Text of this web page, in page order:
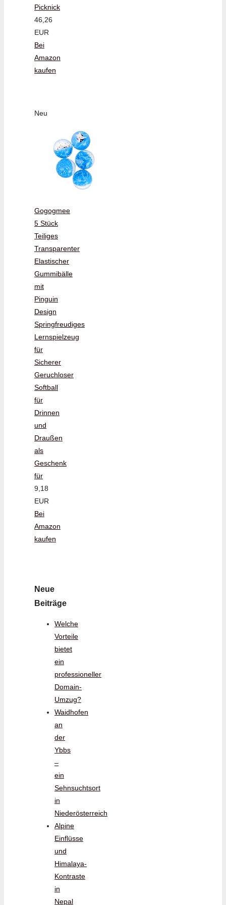
Picknick
46,26
EUR
Bei
Amazon
kaufen
Neu
Gogogmee
5 Stück
Teiliges
Transparenter
Elastischer
Gummibälle
mit
Pinguin
Design
Springfreudiges
Lernspielzeug
für
Sicherer
Geruchloser
Softball
für
Drinnen
und
Draußen
als
Geschenk
für
9,18
EUR
Bei
Amazon
kaufen
Neue
Beiträge
Welche
Vorteile
bietet
ein
professioneller
Domain-
Umzug?
Waidhofen
an
der
Ybbs
–
ein
Sehnsuchtsort
in
Niederösterreich
Alpine
Einflüsse
und
Himalaya-
Kontraste
in
Nepal